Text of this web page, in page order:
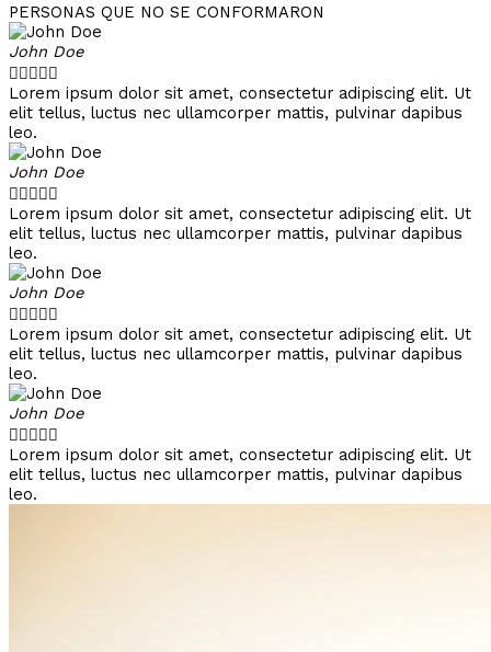
PERSONAS QUE NO SE CONFORMARON
John Doe

Lorem ipsum dolor sit amet, consectetur adipiscing elit. Ut
elit tellus, luctus nec ullamcorper mattis, pulvinar dapibus
leo.
John Doe

Lorem ipsum dolor sit amet, consectetur adipiscing elit. Ut
elit tellus, luctus nec ullamcorper mattis, pulvinar dapibus
leo.
John Doe

Lorem ipsum dolor sit amet, consectetur adipiscing elit. Ut
elit tellus, luctus nec ullamcorper mattis, pulvinar dapibus
leo.
John Doe

Lorem ipsum dolor sit amet, consectetur adipiscing elit. Ut
elit tellus, luctus nec ullamcorper mattis, pulvinar dapibus
leo.